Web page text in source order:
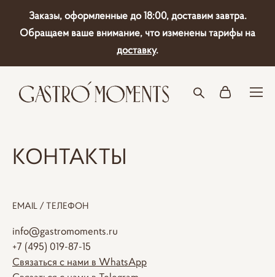
Заказы, оформленные до 18:00, доставим завтра.
Обращаем ваше внимание, что изменены тарифы на
доставку.
КОНТАКТЫ
EMAIL / ТЕЛЕФОН
info@gastromoments.ru
+7 (495) 019-87-15
Связаться с нами в WhatsApp